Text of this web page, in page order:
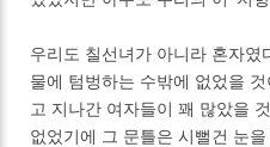
우리도 칠선녀가 아니라 혼자였
물에 텀벙하는 수밖에 없었을
고 지나간 여자들이 꽤 많았을
없었기에 그 문틀은 시뻘건 눈